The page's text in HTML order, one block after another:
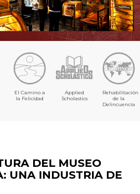
El Camino a
la Felicidad
Applied
Scholastics
Rehabilitación
de la
Delincuencia
DEL MUSEO
UNA INDUSTRIA DE